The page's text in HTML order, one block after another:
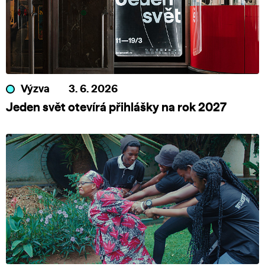
Výzva 3. 6. 2026
Jeden svět otevírá přihlášky na rok 2027